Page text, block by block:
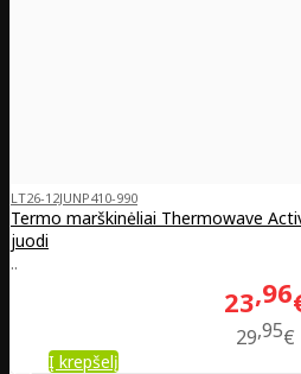
LT26-12JUNP410-990
Termo marškinėliai Thermowave
juodi
..
23 96
29 95€
Į krepšelį